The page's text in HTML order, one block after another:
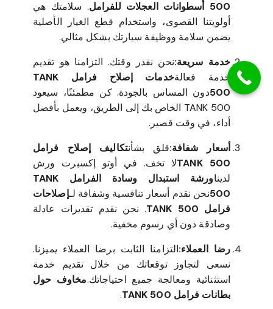
500 أسطوانات العجلات للفرامل
. سلامتك هي
أولويتنا القصوى، واستخدام قطع الغيار الأصلية
يضمن سلامة ووظيفة سيارتك بشكل مثالي.
خدمة سريعة:نحن نقدر وقتك. التزامنا هو تقديم
خدمة فعالة
خدمات إصلاح فرامل TANK
500دون المساس بالجودة. كن مطمئنًا، سيعود
TANK 500 الخاص بك إلى الطريق، ويعمل بأفضل
أداء، في وقت قصير.
أسعار شفافة:قلق بشأنتكاليف إصلاح فرامل
TANK 500لا تخف. في أوتو إكسبرت ورش
لدينا
ورشة استبدال وسادة الفرامل TANK
500نحن نقدم أسعار تنافسية وشفافة لـإصلاحات
فرامل TANK 500
. نحن نقدم تقديرات عادلة
وصادقة دون أي رسوم مخفية.
رضا العملاء:التزامنا الثابت برضا العملاء يميزنا.
نسعى لتجاوز توقعاتك من خلال تقديم خدمة
استثنائية ومعالجة جميع احتياجاتك.مخاوف حول
بطانات فرامل TANK 500
.